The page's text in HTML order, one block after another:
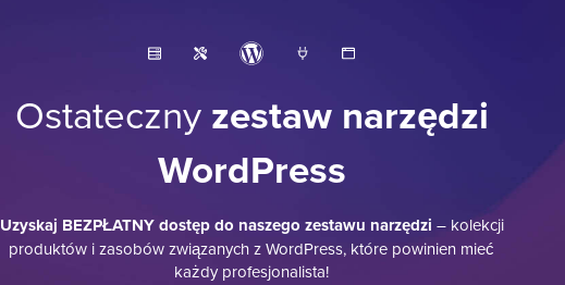
Ostateczny zestaw narzędzi
WordPress
Uzyskaj BEZPŁATNY dostęp do naszego zestawu narzędzi – kolekcji
produktów i zasobów związanych z WordPress, które powinien mieć
każdy profesjonalista!